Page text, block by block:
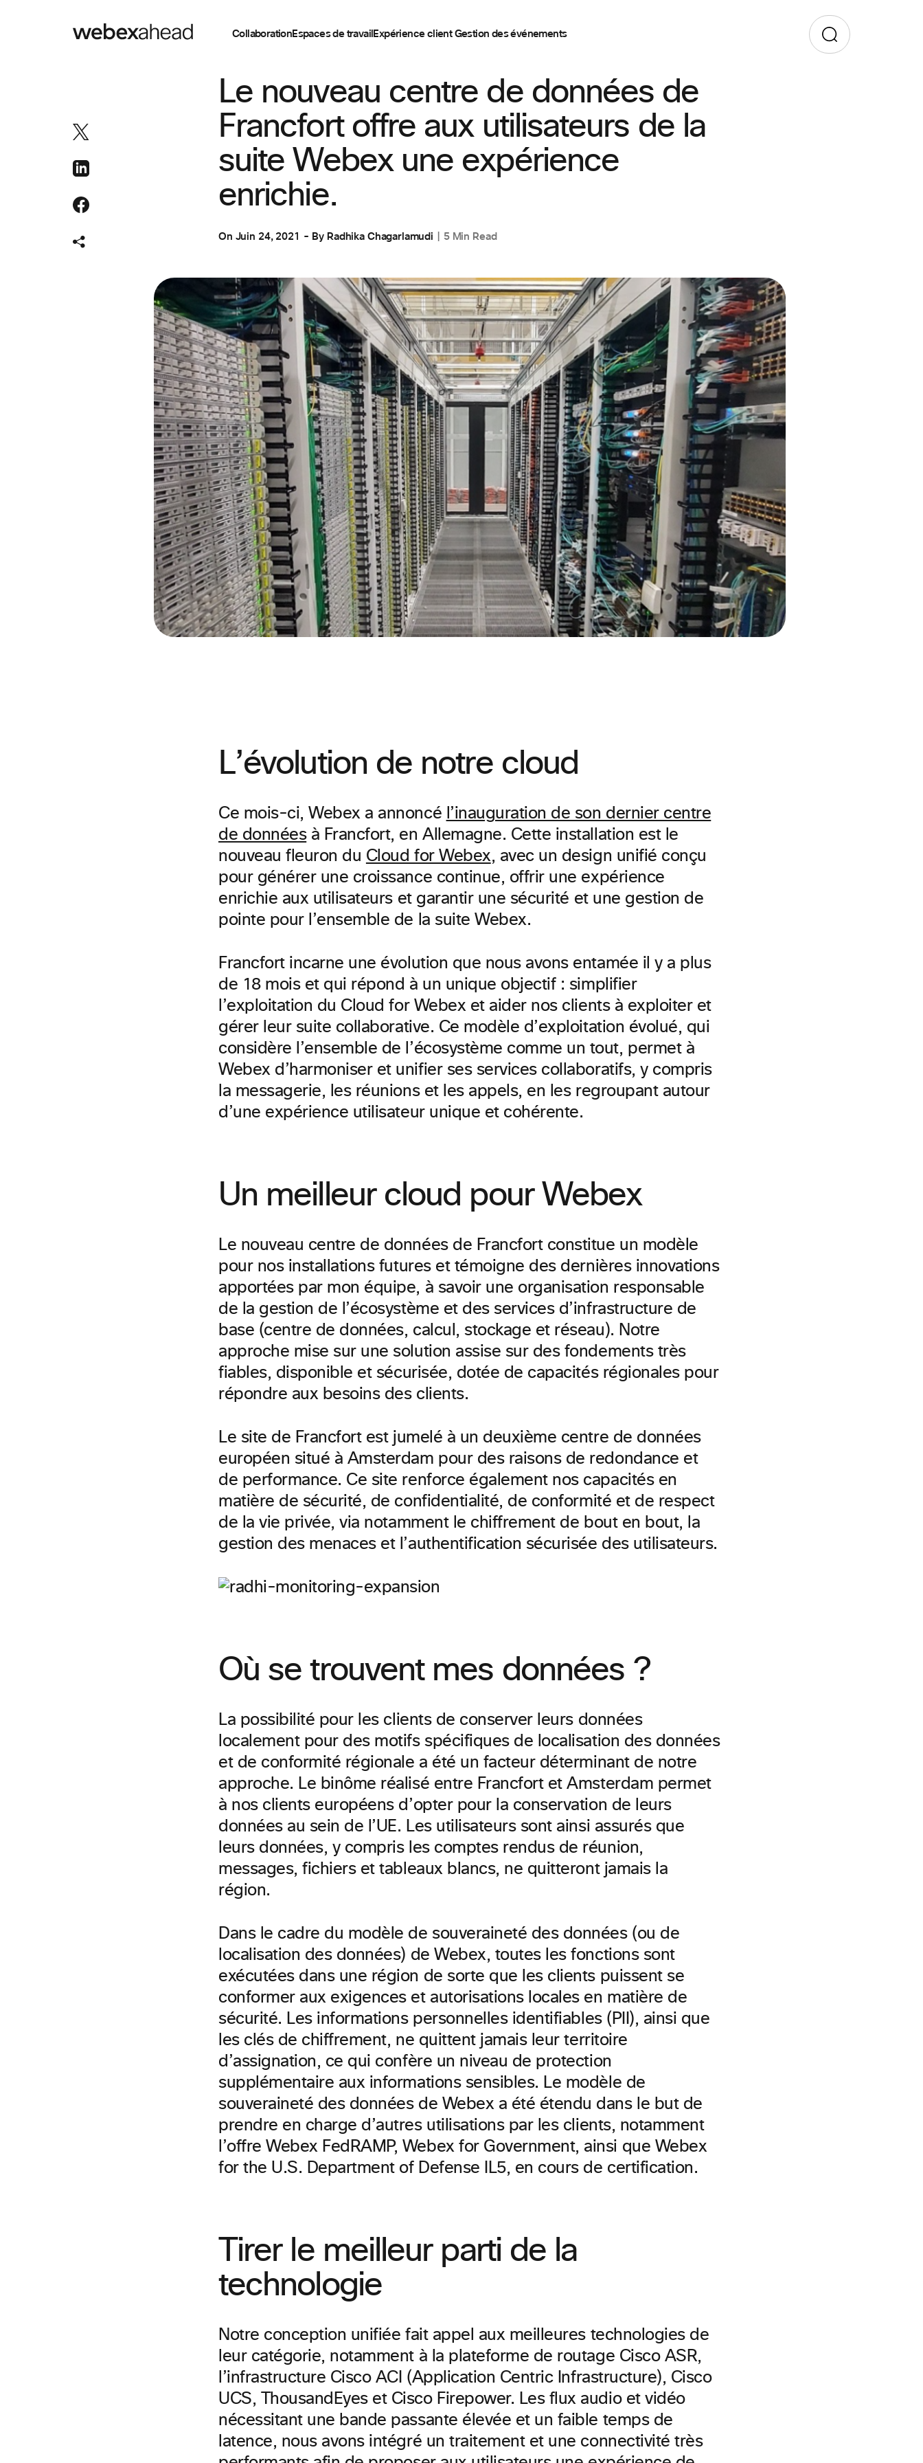
CollaborationEspaces de travailExpérience clientGestion des événements
Le nouveau centre de données de
Francfort offre aux utilisateurs de la
suite Webex une expérience
enrichie.
On Juin 24, 2021 By Radhika Chagarlamudi 5 Min Read
L’évolution de notre cloud
Ce mois-ci, Webex a annoncé l’inauguration de son dernier centre
de donnéesà Francfort, en Allemagne. Cette installation est le
nouveau fleuron du Cloud for Webex, avec un design unifié conçu
pour générer une croissance continue, offrir une expérience
enrichie aux utilisateurs et garantir une sécurité et une gestion de
pointe pour l’ensemble de la suite Webex.
Francfort incarne une évolution que nous avons entamée il y a plus
de 18 mois et qui répond à un unique objectif : simplifier
l’exploitation du Cloud for Webex et aider nos clients à exploiter et
gérer leur suite collaborative. Ce modèle d’exploitation évolué, qui
considère l’ensemble de l’écosystème comme un tout, permet à
Webex d’harmoniser et unifier ses services collaboratifs, y compris
la messagerie, les réunions et les appels, en les regroupant autour
d’une expérience utilisateur unique et cohérente.
Un meilleur cloud pour Webex
Le nouveau centre de données de Francfort constitue un modèle
pour nos installations futures et témoigne des dernières innovations
apportées par mon équipe, à savoir une organisation responsable
de la gestion de l’écosystème et des services d’infrastructure de
base (centre de données, calcul, stockage et réseau). Notre
approche mise sur une solution assise sur des fondements très
fiables, disponible et sécurisée, dotée de capacités régionales pour
répondre aux besoins des clients.
Le site de Francfort est jumelé à un deuxième centre de données
européen situé à Amsterdam pour des raisons de redondance et
de performance. Ce site renforce également nos capacités en
matière de sécurité, de confidentialité, de conformité et de respect
de la vie privée, via notamment le chiffrement de bout en bout, la
gestion des menaces et l’authentification sécurisée des utilisateurs.
Où se trouvent mes données ?
La possibilité pour les clients de conserver leurs données
localement pour des motifs spécifiques de localisation des données
et de conformité régionale a été un facteur déterminant de notre
approche. Le binôme réalisé entre Francfort et Amsterdam permet
à nos clients européens d’opter pour la conservation de leurs
données au sein de l’UE. Les utilisateurs sont ainsi assurés que
leurs données, y compris les comptes rendus de réunion,
messages, fichiers et tableaux blancs, ne quitteront jamais la
région.
Dans le cadre du modèle de souveraineté des données (ou de
localisation des données) de Webex, toutes les fonctions sont
exécutées dans une région de sorte que les clients puissent se
conformer aux exigences et autorisations locales en matière de
sécurité. Les informations personnelles identifiables (PII), ainsi que
les clés de chiffrement, ne quittent jamais leur territoire
d’assignation, ce qui confère un niveau de protection
supplémentaire aux informations sensibles. Le modèle de
souveraineté des données de Webex a été étendu dans le but de
prendre en charge d’autres utilisations par les clients, notamment
l’offre Webex FedRAMP, Webex for Government, ainsi que Webex
for the U.S. Department of Defense IL5, en cours de certification.
Tirer le meilleur parti de la
technologie
Notre conception unifiée fait appel aux meilleures technologies de
leur catégorie, notamment à la plateforme de routage Cisco ASR,
l’infrastructure Cisco ACI (Application Centric Infrastructure), Cisco
UCS, ThousandEyes et Cisco Firepower. Les flux audio et vidéo
nécessitant une bande passante élevée et un faible temps de
latence, nous avons intégré un traitement et une connectivité très